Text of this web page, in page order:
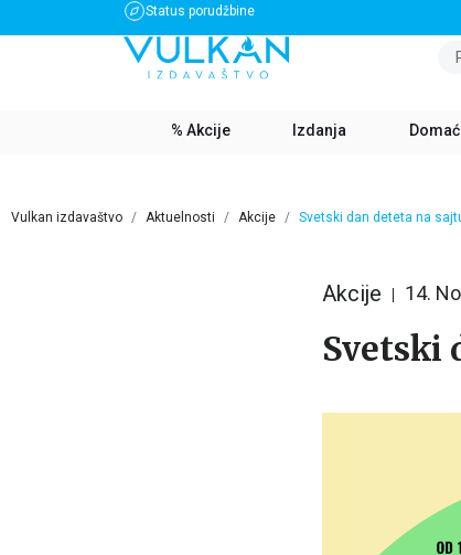
Status porudžbine
BESPLATNA DOSTAVA ZA IZNOS PREKO 3500 RSD
% Akcije Izdanja
Vulkan izdavaštvo Aktuelnosti Akcije Svetski dan deteta na
Akcije 14.
Svetski